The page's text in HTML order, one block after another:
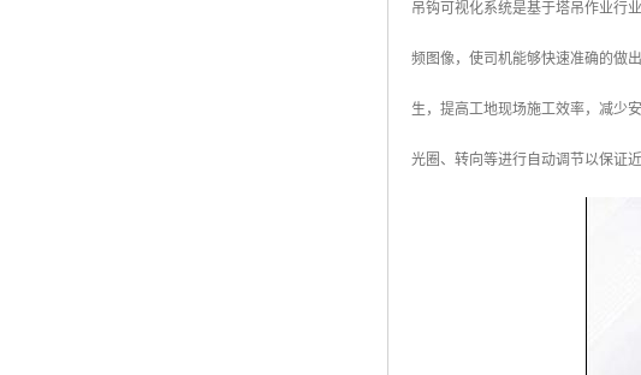
吊钩可视化系统是基于塔吊作业行
频图像，使司机能够快速准确的做
生，提高工地现场施工效率，减少
光圈、转向等进行自动调节以保证